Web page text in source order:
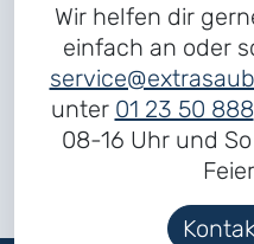
Wir helfen dir
einfach an oder
unter 01 23 50 888
08-16 Uhr und